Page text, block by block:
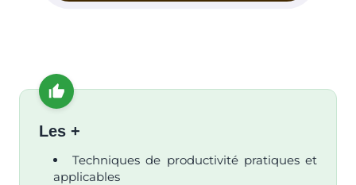
Les +
Techniques de productivité pratiques et
applicables